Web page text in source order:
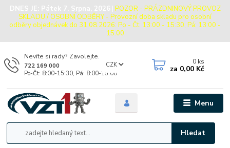
DNES JE: Pátek 7. Srpna, 2026 | POZOR - PRÁZDNINOVÝ PROVOZ
SKLADU / OSOBNÍ ODBĚRY - Provozní doba skladu pro osobní
odběry objednávek do 31.08.2026: Po - Čt: 13:00 - 15:30, Pá: 13:00 -
15:00
Menu
CZK
Hledat
Nevíte si rady? Zavolejte.
722 169 000
Po-Čt: 8:00-15:30, Pá: 8:00-15:00
0 ks
za 0,00 Kč